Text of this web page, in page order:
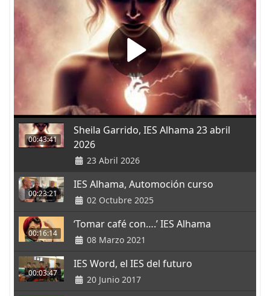
00:43:41
Sheila Garrido, IES Alhama 23 abril
2026
23 Abril 2026
00:23:21
IES Alhama, Automoción curso
02 Octubre 2025
00:16:14
‘Tomar café con….’ IES Alhama
08 Marzo 2021
00:03:47
IES Word, el IES del futuro
20 Junio 2017